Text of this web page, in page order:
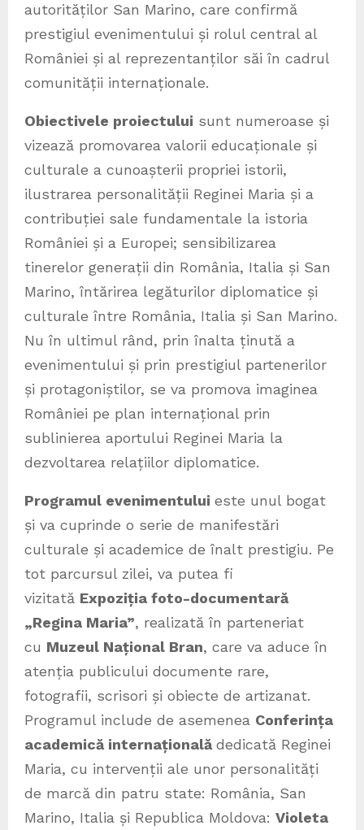
autorităților San Marino, care confirmă
prestigiul evenimentului și rolul central al
României și al reprezentanților săi în cadrul
comunității internaționale.
Obiectivele proiectului sunt numeroase și
vizează promovarea valorii educaționale și
culturale a cunoașterii propriei istorii,
ilustrarea personalității Reginei Maria și a
contribuției sale fundamentale la istoria
României și a Europei; sensibilizarea
tinerelor generații din România, Italia și San
Marino, întărirea legăturilor diplomatice și
culturale între România, Italia și San Marino.
Nu în ultimul rând, prin înalta ținută a
evenimentului și prin prestigiul partenerilor
și protagoniștilor, se va promova imaginea
României pe plan internațional prin
sublinierea aportului Reginei Maria la
dezvoltarea relațiilor diplomatice.
Programul evenimentului este unul bogat
și va cuprinde o serie de manifestări
culturale și academice de înalt prestigiu. Pe
tot parcursul zilei, va putea fi
vizitată Expoziția foto-documentară
„Regina Maria”, realizată în parteneriat
cu Muzeul Național Bran, care va aduce în
atenția publicului documente rare,
fotografii, scrisori și obiecte de artizanat.
Programul include de asemenea Conferința
academică internaționalădedicată Reginei
Maria, cu intervenții ale unor personalități
de marcă din patru state: România, San
Marino, Italia și Republica Moldova: Violeta